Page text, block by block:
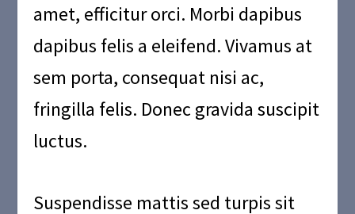
amet, efficitur orci. Morbi dapibus
dapibus felis a eleifend. Vivamus at
sem porta, consequat nisi ac,
fringilla felis. Donec gravida suscipit
luctus.
Suspendisse mattis sed turpis sit